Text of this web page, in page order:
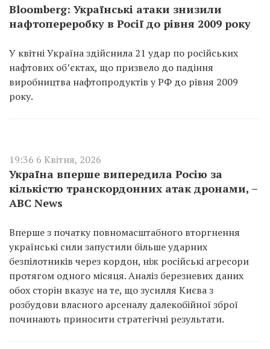
Bloomberg: Українські атаки знизили
нафтопереробку в Росії до рівня 2009 року
У квітні Україна здійснила 21 удар по російських
нафтових об’єктах, що призвело до падіння
виробництва нафтопродуктів у РФ до рівня 2009
року.
19:36 6 Квітня, 2026
Україна вперше випередила Росію за
кількістю транскордонних атак дронами, –
ABC News
Вперше з початку повномасштабного вторгнення
українські сили запустили більше ударних
безпілотників через кордон, ніж російські агресори
протягом одного місяця. Аналіз березневих даних
обох сторін вказує на те, що зусилля Києва з
розбудови власного арсеналу далекобійної зброї
починають приносити стратегічні результати.